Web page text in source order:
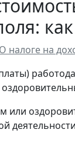
налоге на